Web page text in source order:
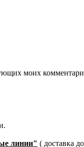
моих
линии" ( доставка